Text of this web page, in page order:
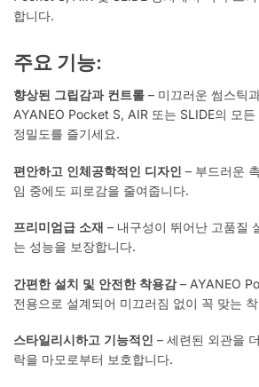
합니다.
주요 기능:
향상된 그립감과 컨트롤 – 미끄러운 썸스틱
AYANEO Pocket S, AIR 또는 SLIDE의 모
정밀도를 즐기세요.
편안하고 인체공학적인 디자인 – 부드러운
임 중에도 피로감을 줄여줍니다.
프리미엄급 소재 – 내구성이 뛰어난 고품질
는 성능을 보장합니다.
간편한 설치 및 안전한 착용감– AYANEO
전용으로 설계되어 미끄러짐 없이 꼭 맞는
스타일리시하고 기능적인 – 세련된 외관을
락을 마모로부터 보호합니다.